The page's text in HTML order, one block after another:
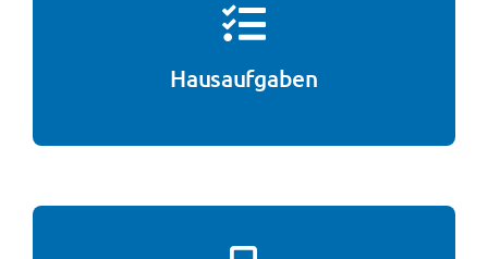
Hausaufgaben